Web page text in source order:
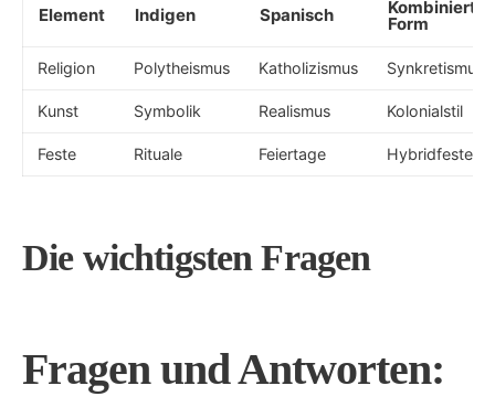
Element Indigen Spanisch Kombinierte
Form
Religion Polytheismus Katholizismus Synkretismus
Kunst Symbolik Realismus Kolonialstil
Feste Rituale Feiertage Hybridfeste
Die wichtigsten Fragen
Fragen und Antworten: ‍